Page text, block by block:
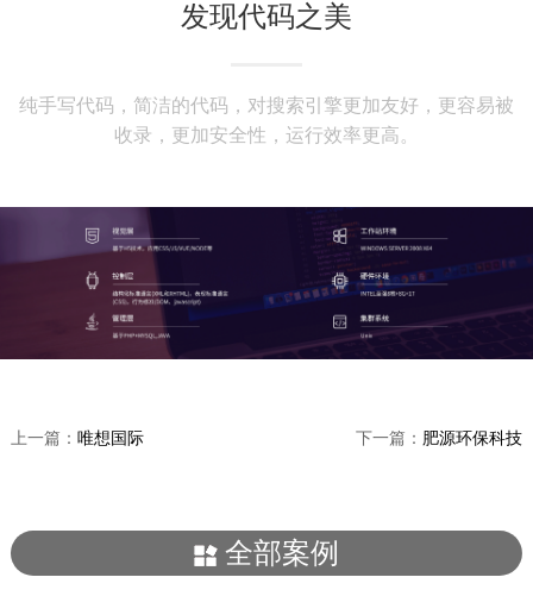
发现代码之美
纯手写代码，简洁的代码，对搜索引擎更加友好，更容易被
收录，更加安全性，运行效率更高。
上一篇： 唯想国际 下一篇： 肥源环保科技
全部案例